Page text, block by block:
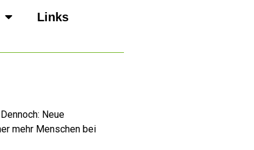
Links
Neue
mehr Menschen bei